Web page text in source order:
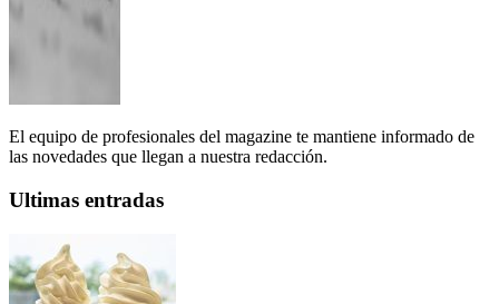
El equipo de profesionales del magazine te mantiene informado de
las novedades que llegan a nuestra redacción.
Ultimas entradas